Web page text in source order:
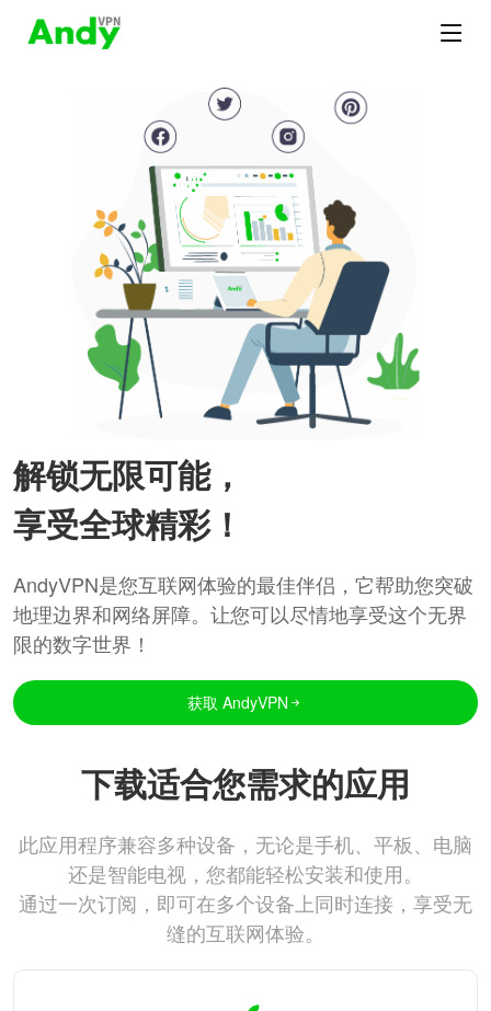
解锁无限可能，
享受全球精彩！
AndyVPN是您互联网体验的最佳伴侣，它帮助您突破
地理边界和网络屏障。让您可以尽情地享受这个无界
限的数字世界！
获取 AndyVPN
下载适合您需求的应用
此应用程序兼容多种设备，无论是手机、平板、电脑
还是智能电视，您都能轻松安装和使用。
通过一次订阅，即可在多个设备上同时连接，享受无
缝的互联网体验。